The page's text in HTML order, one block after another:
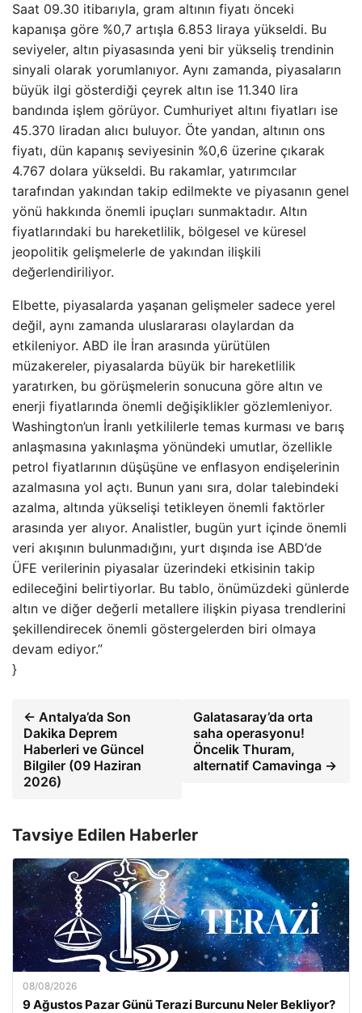
Saat 09.30 itibarıyla, gram altının fiyatı önceki
kapanışa göre %0,7 artışla 6.853 liraya yükseldi. Bu
seviyeler, altın piyasasında yeni bir yükseliş trendinin
sinyali olarak yorumlanıyor. Aynı zamanda, piyasaların
büyük ilgi gösterdiği çeyrek altın ise 11.340 lira
bandında işlem görüyor. Cumhuriyet altını fiyatları ise
45.370 liradan alıcı buluyor. Öte yandan, altının ons
fiyatı, dün kapanış seviyesinin %0,6 üzerine çıkarak
4.767 dolara yükseldi. Bu rakamlar, yatırımcılar
tarafından yakından takip edilmekte ve piyasanın genel
yönü hakkında önemli ipuçları sunmaktadır. Altın
fiyatlarındaki bu hareketlilik, bölgesel ve küresel
jeopolitik gelişmelerle de yakından ilişkili
değerlendiriliyor.
Elbette, piyasalarda yaşanan gelişmeler sadece yerel
değil, aynı zamanda uluslararası olaylardan da
etkileniyor. ABD ile İran arasında yürütülen
müzakereler, piyasalarda büyük bir hareketlilik
yaratırken, bu görüşmelerin sonucuna göre altın ve
enerji fiyatlarında önemli değişiklikler gözlemleniyor.
Washington’un İranlı yetkililerle temas kurması ve barış
anlaşmasına yakınlaşma yönündeki umutlar, özellikle
petrol fiyatlarının düşüşüne ve enflasyon endişelerinin
azalmasına yol açtı. Bunun yanı sıra, dolar talebindeki
azalma, altında yükselişi tetikleyen önemli faktörler
arasında yer alıyor. Analistler, bugün yurt içinde önemli
veri akışının bulunmadığını, yurt dışında ise ABD’de
ÜFE verilerinin piyasalar üzerindeki etkisinin takip
edileceğini belirtiyorlar. Bu tablo, önümüzdeki günlerde
altın ve diğer değerli metallere ilişkin piyasa trendlerini
şekillendirecek önemli göstergelerden biri olmaya
devam ediyor.”
}
← Antalya’da Son
Dakika Deprem
Haberleri ve Güncel
Bilgiler (09 Haziran
2026)
Galatasaray’da orta
saha operasyonu!
Öncelik Thuram,
alternatif Camavinga →
Tavsiye Edilen Haberler
08/08/2026
9 Ağustos Pazar Günü Terazi Burcunu Neler Bekliyor?